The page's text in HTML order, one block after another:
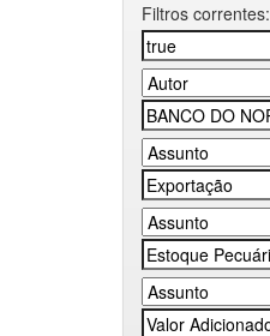
Filtros correntes: